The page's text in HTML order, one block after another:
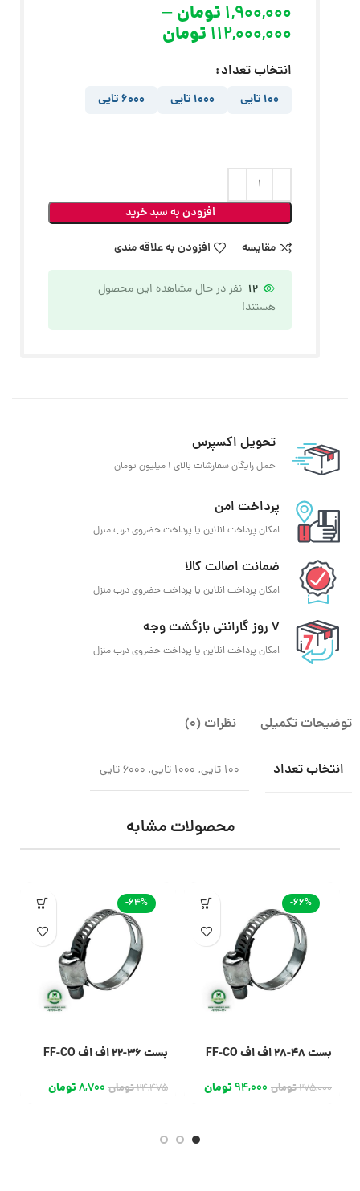
1,900,000 تومان –
112,000,000 تومان
انتخاب تعداد
100 تایی 1000 تایی 6000 تایی
افزودن به سبد خرید
مقایسه
افزودن به علاقه مندی
12 نفر در حال مشاهده این محصول
هستند!
تحویل اکسپرس
حمل رایگان سفارشات بالای 1 میلیون تومان
پرداخت امن
امکان پرداخت انلاین یا پرداخت حضروی درب منزل
ضمانت اصالت کالا
امکان پرداخت انلاین یا پرداخت حضروی درب منزل
7 روز گارانتی بازگشت وجه
امکان پرداخت انلاین یا پرداخت حضروی درب منزل
توضیحات تکمیلی نظرات (0)
انتخاب تعداد 100 تایی, 1000 تایی, 6000 تایی
محصولات مشابه
-66%
بست 48-28 اف اف FF-CO
275,000تومان 94,000تومان
-64%
بست 36-22 اف اف FF-CO
24,475تومان 8,700تومان